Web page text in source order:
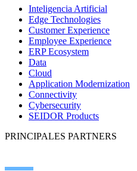
Inteligencia Artificial
Edge Technologies
Customer Experience
Employee Experience
ERP Ecosystem
Data
Cloud
Application Modernization
Connectivity
Cybersecurity
SEIDOR Products
PRINCIPALES PARTNERS